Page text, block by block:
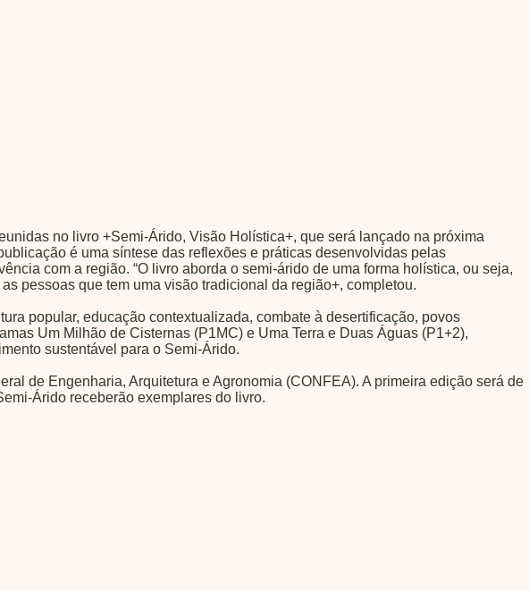
no livro +Semi-Árido, Visão Holística+, que será lançado na próxima
é uma síntese das reflexões e práticas desenvolvidas pelas
com a região. “O livro aborda o semi-árido de uma forma holística, ou seja,
pessoas que tem uma visão tradicional da região+, completou.
popular, educação contextualizada, combate à desertificação, povos
Um Milhão de Cisternas (P1MC) e Uma Terra e Duas Águas (P1+2),
sustentável para o Semi-Árido.
de Engenharia, Arquitetura e Agronomia (CONFEA). A primeira edição será de
Árido receberão exemplares do livro.